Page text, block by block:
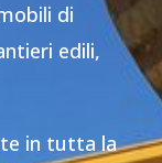
di
edili,
in tutta la